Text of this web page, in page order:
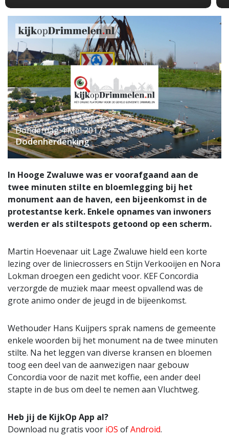
Donderdag 4 Mei 2017
Dodenherdenking
In Hooge Zwaluwe was er voorafgaand aan de
twee minuten stilte en bloemlegging bij het
monument aan de haven, een bijeenkomst in de
protestantse kerk. Enkele opnames van inwoners
werden er als stiltespots getoond op een scherm.
Martin Hoevenaar uit Lage Zwaluwe hield een korte
lezing over de liniecrossers en Stijn Verkooijen en Nora
Lokman droegen een gedicht voor. KEF Concordia
verzorgde de muziek maar meest opvallend was de
grote animo onder de jeugd in de bijeenkomst.
Wethouder Hans Kuijpers sprak namens de gemeente
enkele woorden bij het monument na de twee minuten
stilte. Na het leggen van diverse kransen en bloemen
toog een deel van de aanwezigen naar gebouw
Concordia voor de nazit met koffie, een ander deel
stapte in de bus om deel te nemen aan Vluchtweg.
Heb jij de KijkOp App al?
Download nu gratis voor iOS ofAndroid.